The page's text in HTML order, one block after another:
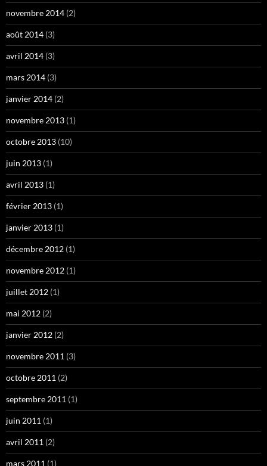
novembre 2014 (2)
août 2014 (3)
avril 2014 (3)
mars 2014 (3)
janvier 2014 (2)
novembre 2013 (1)
octobre 2013 (10)
juin 2013 (1)
avril 2013 (1)
février 2013 (1)
janvier 2013 (1)
décembre 2012 (1)
novembre 2012 (1)
juillet 2012 (1)
mai 2012 (2)
janvier 2012 (2)
novembre 2011 (3)
octobre 2011 (2)
septembre 2011 (1)
juin 2011 (1)
avril 2011 (2)
mars 2011 (1)